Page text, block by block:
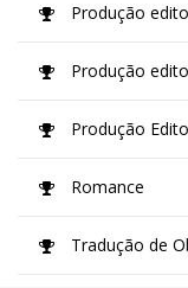
Produção
Produção
Produção
Romance
Tradução de